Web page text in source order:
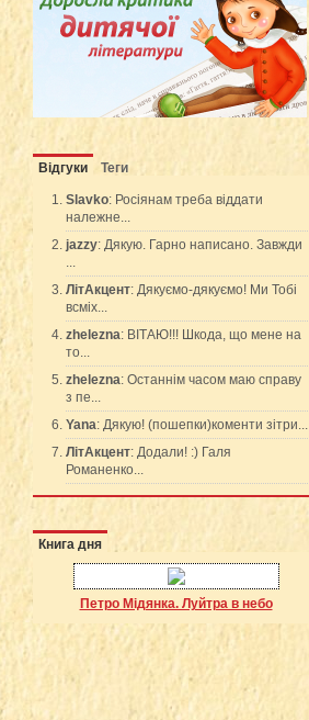
Відгуки Теги
Slavko: Росіянам треба віддати
належне...
jazzy: Дякую. Гарно написано. Завжди
...
ЛітАкцент: Дякуємо-дякуємо! Ми Тобі
всміх...
zhelezna: ВІТАЮ!!! Шкода, що мене на
то...
zhelezna: Останнім часом маю справу
з пе...
Yana: Дякую! (пошепки)коменти зітри...
ЛітАкцент: Додали! :) Галя
Романенко...
Книга дня
Петро Мідянка. Луйтра в небо